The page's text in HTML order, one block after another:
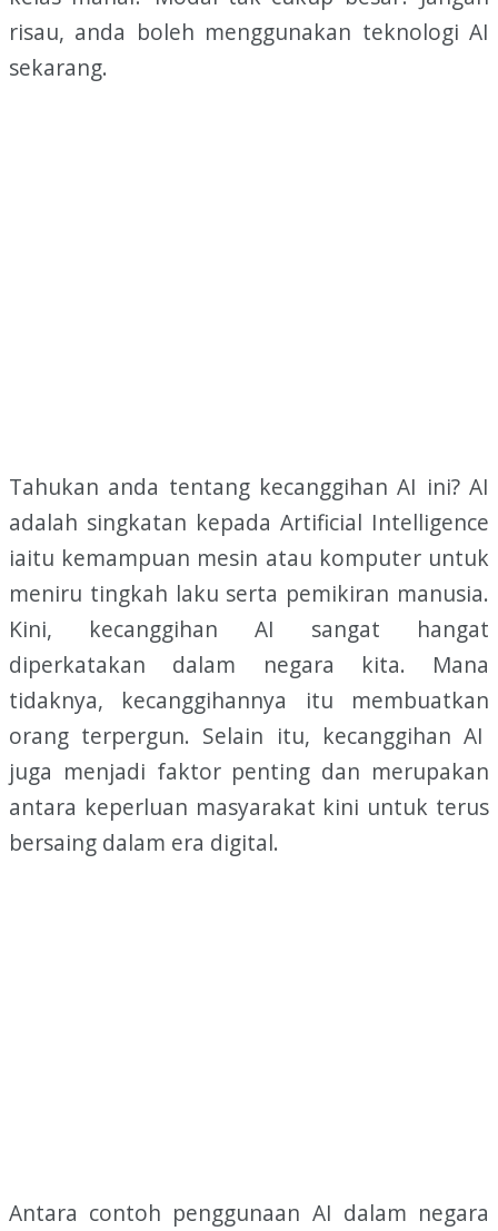
risau, anda boleh menggunakan teknologi AI
sekarang.
Tahukan anda tentang kecanggihan AI ini? AI
adalah singkatan kepada Artificial Intelligence
iaitu kemampuan mesin atau komputer untuk
meniru tingkah laku serta pemikiran manusia.
Kini, kecanggihan AI sangat hangat
diperkatakan dalam negara kita. Mana
tidaknya, kecanggihannya itu membuatkan
orang terpergun. Selain itu, kecanggihan AI
juga menjadi faktor penting dan merupakan
antara keperluan masyarakat kini untuk terus
bersaing dalam era digital.
Antara contoh penggunaan AI dalam negara